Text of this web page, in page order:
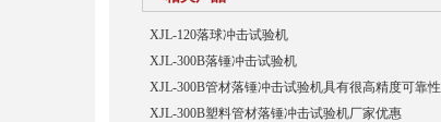
XJL-120落球冲击试验机
XJL-300B落锤冲击试验机
XJL-300B管材落锤冲击试验机具有很高精度可靠性
XJL-300B塑料管材落锤冲击试验机厂家优惠